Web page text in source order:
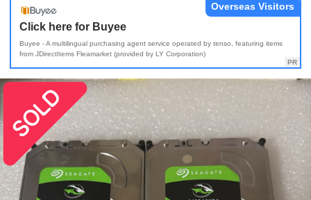
Click here for Buyee
Buyee - A multilingual purchasing agent service operated by tenso, featuring items
from JDirectItems Fleamarket (provided by LY Corporation)
Overseas Visitors